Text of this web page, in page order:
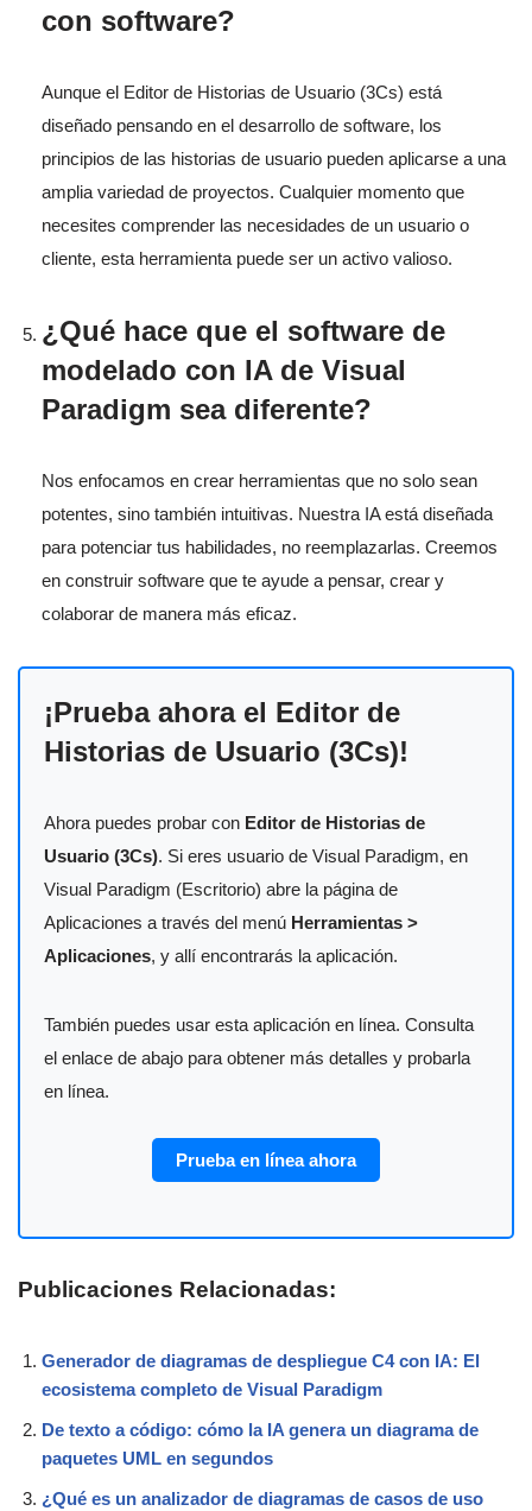
con software?
Aunque el Editor de Historias de Usuario (3Cs) está
diseñado pensando en el desarrollo de software, los
principios de las historias de usuario pueden aplicarse a una
amplia variedad de proyectos. Cualquier momento que
necesites comprender las necesidades de un usuario o
cliente, esta herramienta puede ser un activo valioso.
¿Qué hace que el software de
modelado con IA de Visual
Paradigm sea diferente?
Nos enfocamos en crear herramientas que no solo sean
potentes, sino también intuitivas. Nuestra IA está diseñada
para potenciar tus habilidades, no reemplazarlas. Creemos
en construir software que te ayude a pensar, crear y
colaborar de manera más eficaz.
¡Prueba ahora el Editor de
Historias de Usuario (3Cs)!
Ahora puedes probar con Editor de Historias de
Usuario (3Cs). Si eres usuario de Visual Paradigm, en
Visual Paradigm (Escritorio) abre la página de
Aplicaciones a través del menú Herramientas >
Aplicaciones, y allí encontrarás la aplicación.
También puedes usar esta aplicación en línea. Consulta
el enlace de abajo para obtener más detalles y probarla
en línea.
Prueba en línea ahora
Publicaciones Relacionadas:
Generador de diagramas de despliegue C4 con IA: El
ecosistema completo de Visual Paradigm
De texto a código: cómo la IA genera un diagrama de
paquetes UML en segundos
¿Qué es un analizador de diagramas de casos de uso